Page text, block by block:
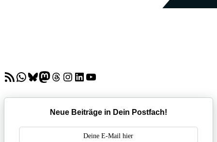
RSS-FeedWhatsApp
Bluesky
Mastodon
Threads
Instagram
LinkedIn
YouTube
Neue Beiträge in Dein Postfach!